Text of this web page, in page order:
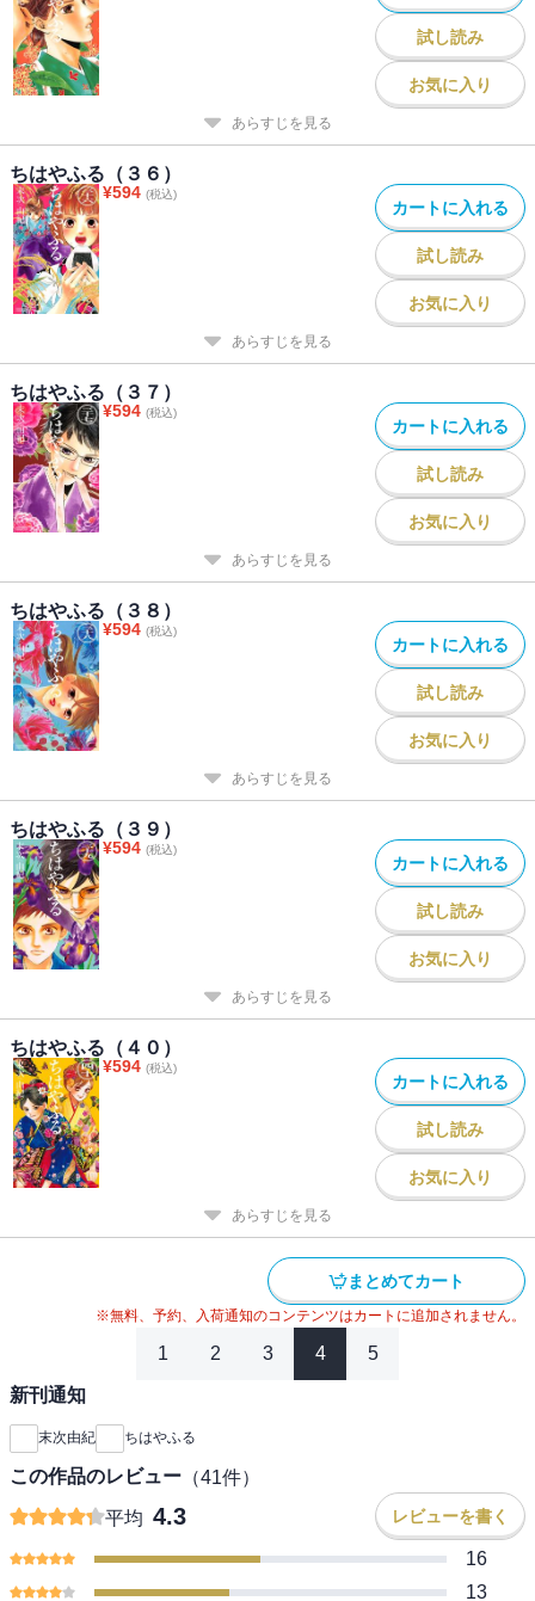
試し読み
お気に入り
あらすじを見る
ちはやふる（３６）
¥594 (税込)
カートに入れる
試し読み
お気に入り
あらすじを見る
ちはやふる（３７）
¥594 (税込)
カートに入れる
試し読み
お気に入り
あらすじを見る
ちはやふる（３８）
¥594 (税込)
カートに入れる
試し読み
お気に入り
あらすじを見る
ちはやふる（３９）
¥594 (税込)
カートに入れる
試し読み
お気に入り
あらすじを見る
ちはやふる（４０）
¥594 (税込)
カートに入れる
試し読み
お気に入り
あらすじを見る
まとめてカート
※無料、予約、入荷通知のコンテンツはカートに追加されません。
1 2 3 4 5
新刊通知
末次由紀 ちはやふる
この作品のレビュー （41件）
平均 4.3 レビューを書く
16
13